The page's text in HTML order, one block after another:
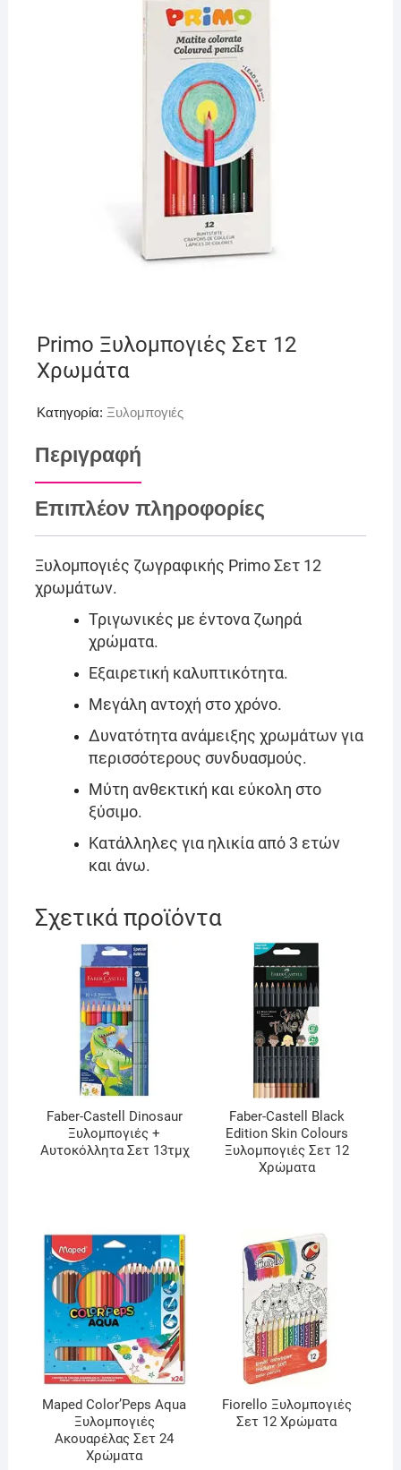
Primo Ξυλομπογιές Σετ 12
Χρωμάτα
Κατηγορία: Ξυλομπογιές
Περιγραφή
Επιπλέον πληροφορίες
Ξυλομπογιές ζωγραφικής Primo Σετ 12
χρωμάτων.
Τριγωνικές με έντονα ζωηρά
χρώματα.
Εξαιρετική καλυπτικότητα.
Μεγάλη αντοχή στο χρόνο.
Δυνατότητα ανάμειξης χρωμάτων για
περισσότερους συνδυασμούς.
Μύτη ανθεκτική και εύκολη στο
ξύσιμο.
Κατάλληλες για ηλικία από 3 ετών
και άνω.
Σχετικά προϊόντα
Faber-Castell Dinosaur
Ξυλομπογιές +
Αυτοκόλλητα Σετ 13τμχ
Faber-Castell Black
Edition Skin Colours
Ξυλομπογιές Σετ 12
Χρώματα
Maped Color’Peps Aqua
Ξυλομπογιές
Ακουαρέλας Σετ 24
Χρώματα
Fiorello Ξυλομπογιές
Σετ 12 Χρώματα